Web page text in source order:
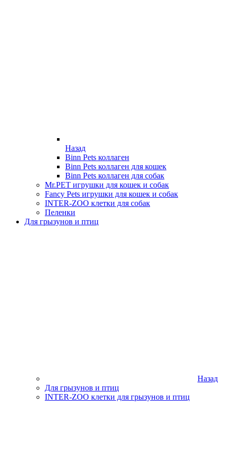
Назад
Binn Pets коллаген
Binn Pets коллаген для кошек
Binn Pets коллаген для собак
Mr.PET игрушки для кошек и собак
Fancy Pets игрушки для кошек и собак
INTER-ZOO клетки для собак
Пеленки
Для грызунов и птиц
Назад
Для грызунов и птиц
INTER-ZOO клетки для грызунов и птиц